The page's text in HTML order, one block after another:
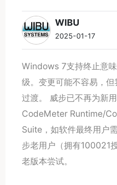
WIBU
2025-01-17
​Windows 7支持终止意
级。变更可能不容易，
过渡。 威步已不再为新
CodeMeter Runtime/
Suite，如软件最终用户
步老用户（拥有100021
老版本尝试。